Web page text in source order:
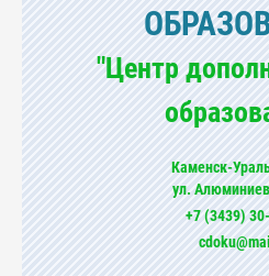
"Центр
Каменск-
ул.
+7 (3439)